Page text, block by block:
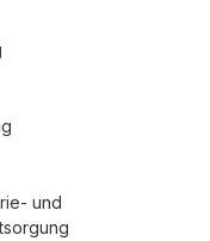
und